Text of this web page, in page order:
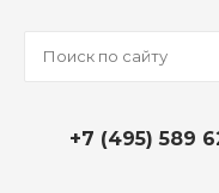
+7 (495) 589